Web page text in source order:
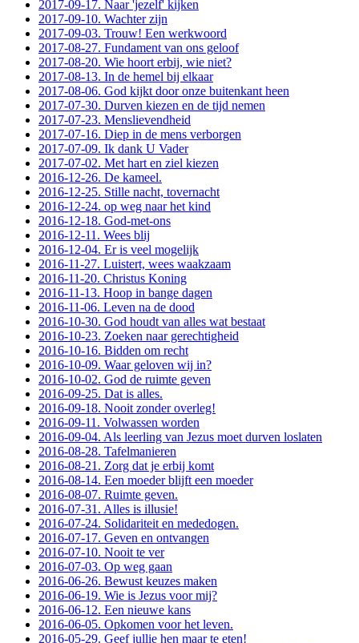
2017-09-17. Naar 'jezelf' kijken
2017-09-10. Wachter zijn
2017-09-03. Trouw! Een werkwoord
2017-08-27. Fundament van ons geloof
2017-08-20. Wie hoort erbij, wie niet?
2017-08-13. In de hemel bij elkaar
2017-08-06. God kijkt door onze buitenkant heen
2017-07-30. Durven kiezen en de tijd nemen
2017-07-23. Menslievendheid
2017-07-16. Diep in de mens verborgen
2017-07-09. Ik dank U Vader
2017-07-02. Met hart en ziel kiezen
2016-12-26. De kameel.
2016-12-25. Stille nacht, tovernacht
2016-12-24. op weg naar het kind
2016-12-18. God-met-ons
2016-12-11. Wees blij
2016-12-04. Er is veel mogelijk
2016-11-27. Luistert, wees waakzaam
2016-11-20. Christus Koning
2016-11-13. Hoop in bange dagen
2016-11-06. Leven na de dood
2016-10-30. God houdt van alles wat bestaat
2016-10-23. Zoeken naar gerechtigheid
2016-10-16. Bidden om recht
2016-10-09. Waar geloven wij in?
2016-10-02. God de ruimte geven
2016-09-25. Dat is alles.
2016-09-18. Nooit zonder overleg!
2016-09-11. Volwassen worden
2016-09-04. Als leerling van Jezus moet durven loslaten
2016-08-28. Tafelmanieren
2016-08-21. Zorg dat je erbij komt
2016-08-14. Een moeder blijft een moeder
2016-08-07. Ruimte geven.
2016-07-31. Alles is illusie!
2016-07-24. Solidariteit en mededogen.
2016-07-17. Geven en ontvangen
2016-07-10. Nooit te ver
2016-07-03. Op weg gaan
2016-06-26. Bewust keuzes maken
2016-06-19. Wie is Jezus voor mij?
2016-06-12. Een nieuwe kans
2016-06-05. Opkomen voor het leven.
2016-05-29. Geef jullie hen maar te eten!